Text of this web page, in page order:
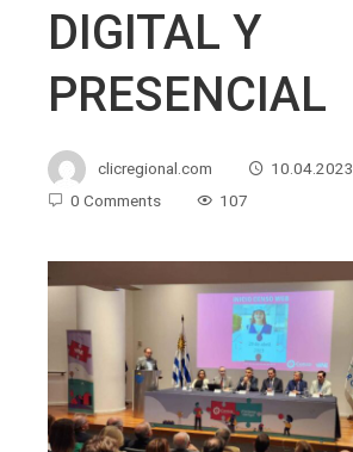
DIGITAL Y
PRESENCIAL
clicregional.com
10.04.2023
0 Comments
107